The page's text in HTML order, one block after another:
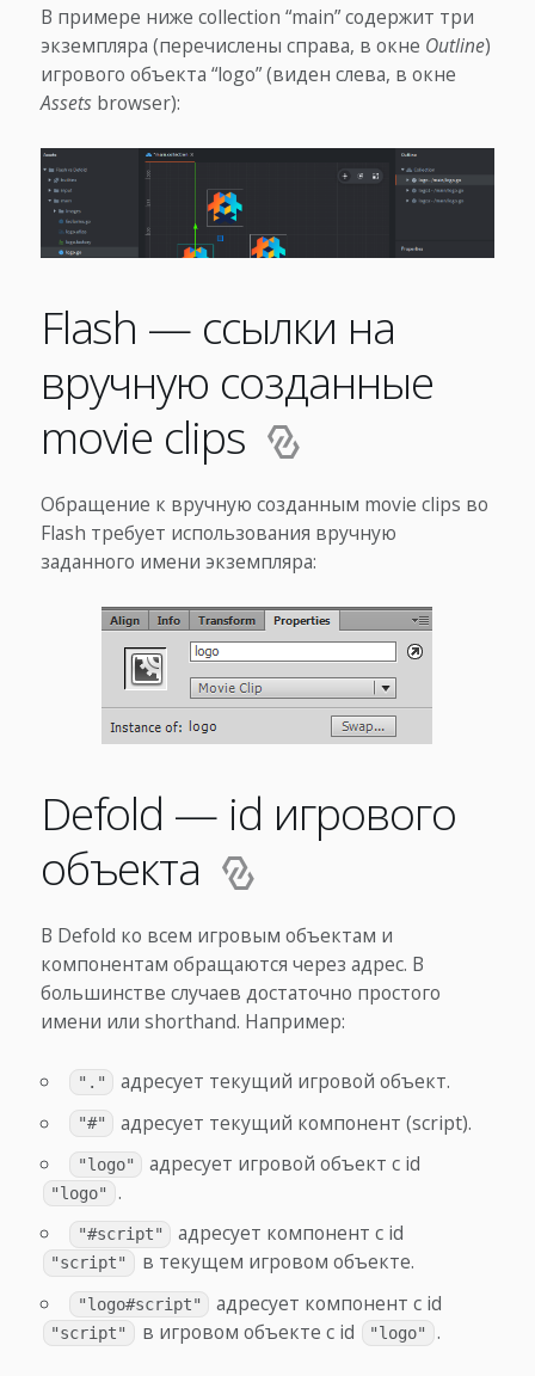
В примере ниже collection “main” содержит три
экземпляра (перечислены справа, в окне Outline)
игрового объекта “logo” (виден слева, в окне
Assetsbrowser):
Flash — ссылки на
вручную созданные
movie clips
Обращение к вручную созданным movie clips во
Flash требует использования вручную
заданного имени экземпляра:
Defold — id игрового
объекта
В Defold ко всем игровым объектам и
компонентам обращаются через адрес. В
большинстве случаев достаточно простого
имени или shorthand. Например:
"." адресует текущий игровой объект.
"#" адресует текущий компонент (script).
"logo" адресует игровой объект с id
"logo" .
"#script" адресует компонент с id
"script" в текущем игровом объекте.
"logo#script" адресует компонент с id
"script" в игровом объекте с id "logo" .